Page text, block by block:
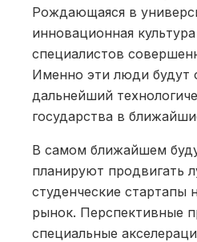
Рождающаяся в
инновационная
специалистов
Именно эти люди будут
дальнейший
государства в
В самом ближайшем
планируют продвигать
студенческие стартапы
рынок. Перспективные
специальные